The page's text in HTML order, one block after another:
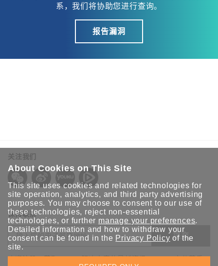
系，我们将协助您进行查询。
报告漏洞
关注我们
保持联系
提交
欢迎注册，获取 Moxa 解决方案的最新资讯。Moxa 充分尊重
About Cookies on This Site
This site uses cookies and related technologies for
site operation, analytics, and third party advertising
purposes. You may choose to consent to our use of
these technologies, reject non-essential
technologies, or further manage your preferences.
Detailed information and how to withdraw your
consent can be found in the Privacy Policy of the
site.